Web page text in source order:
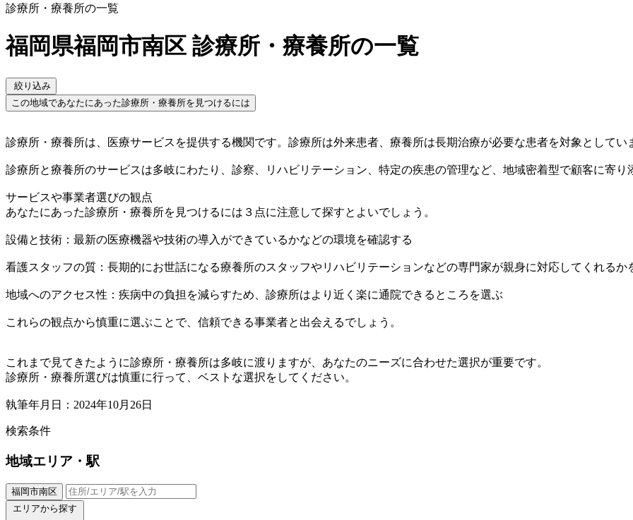
診療所・療養所の一覧
福岡県福岡市南区 診療所・療養所の一覧
絞り込み
この地域であなたにあった診療所・療養所を見つけるには
診療所・療養所は、医療サービスを提供する機関です。診療所は外来患者、療養所は長期治療が必要な患者を対象としてい
診療所と療養所のサービスは多岐にわたり、診察、リハビリテーション、特定の疾患の管理など、地域密着型で顧客に寄り
サービスや事業者選びの観点
あなたにあった診療所・療養所を見つけるには３点に注意して探すとよいでしょう。
設備と技術：最新の医療機器や技術の導入ができているかなどの環境を確認する
看護スタッフの質：長期的にお世話になる療養所のスタッフやリハビリテーションなどの専門家が親身に対応してくれるか
地域へのアクセス性：疾病中の負担を減らすため、診療所はより近く楽に通院できるところを選ぶ
これらの観点から慎重に選ぶことで、信頼できる事業者と出会えるでしょう。
これまで見てきたように診療所・療養所は多岐に渡りますが、あなたのニーズに合わせた選択が重要です。
診療所・療養所選びは慎重に行って、ベストな選択をしてください。
執筆年月日：2024年10月26日
検索条件
地域エリア・駅
福岡市南区
エリアから探す